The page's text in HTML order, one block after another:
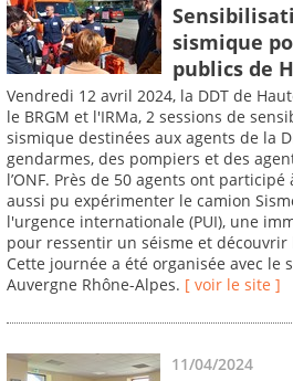
sismique
publics de
Vendredi 12 avril 2024, la DDT de
le BRGM et l'IRMa, 2 sessions de
sismique destinées aux agents de la
gendarmes, des pompiers et des
l’ONF. Près de 50 agents ont
aussi pu expérimenter le camion
l'urgence internationale (PUI), une
pour ressentir un séisme et découvrir
Cette journée a été organisée avec le
Auvergne Rhône-Alpes. [ voir le site ]
11/04/2024